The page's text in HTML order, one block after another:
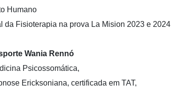
Humano
da Fisioterapia na prova La Mision 2023 e 2024
Wania Rennó
Psicossomática,
Ericksoniana, certificada em TAT,